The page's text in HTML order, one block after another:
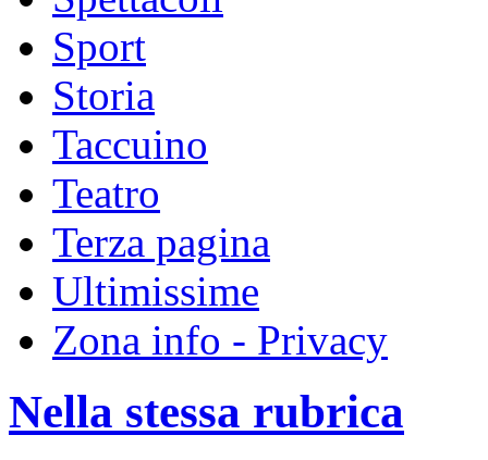
Sport
Storia
Taccuino
Teatro
Terza pagina
Ultimissime
Zona info - Privacy
Nella stessa rubrica